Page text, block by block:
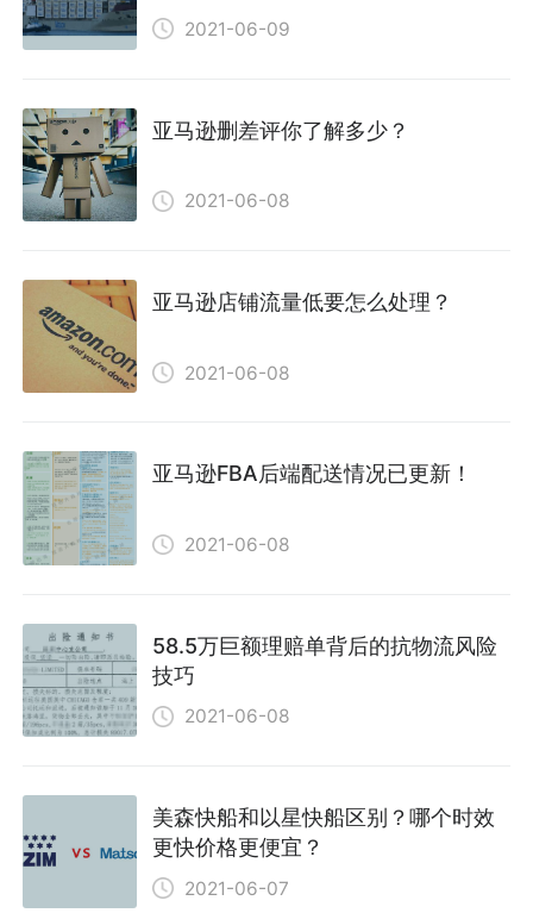
2021-06-09
亚马逊删差评你了解多少？
2021-06-08
亚马逊店铺流量低要怎么处理？
2021-06-08
亚马逊FBA后端配送情况已更新！
2021-06-08
58.5万巨额理赔单背后的抗物流风险
技巧
2021-06-08
美森快船和以星快船区别？哪个时效
更快价格更便宜？
2021-06-07